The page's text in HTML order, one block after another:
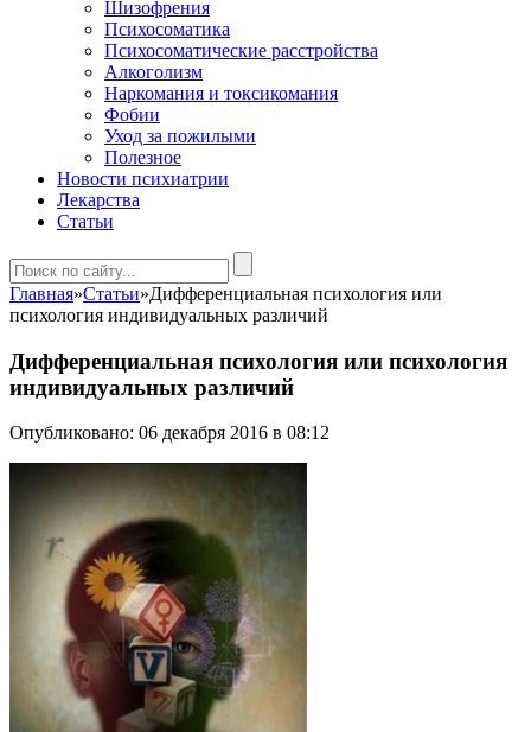
Шизофрения
Психосоматика
Психосоматические расстройства
Алкоголизм
Наркомания и токсикомания
Фобии
Уход за пожилыми
Полезное
Новости психиатрии
Лекарства
Статьи
Главная»Статьи»Дифференциальная психология или
психология индивидуальных различий
Дифференциальная психология или психология
индивидуальных различий
Опубликовано: 06 декабря 2016 в 08:12